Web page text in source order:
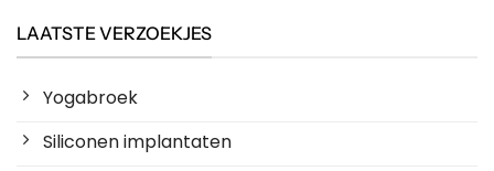
LAATSTE VERZOEKJES
Yogabroek
Siliconen implantaten